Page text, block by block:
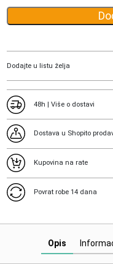
Dodajte u listu želja
48h | Više o dostavi
Dostava u Shopito
Kupovina na rate
Povrat robe 14 dana
Opis